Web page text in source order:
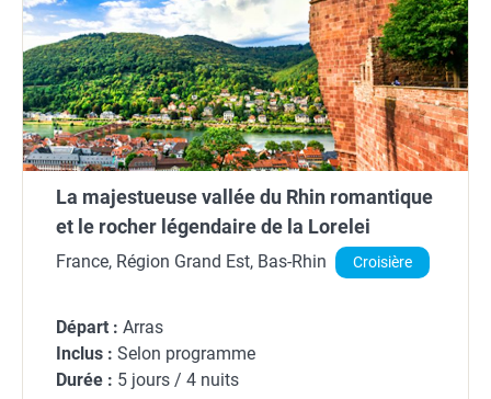
La majestueuse vallée du Rhin romantique
et le rocher légendaire de la Lorelei
France, Région Grand Est, Bas-Rhin Croisière
Départ : Arras
Inclus : Selon programme
Durée : 5 jours / 4 nuits